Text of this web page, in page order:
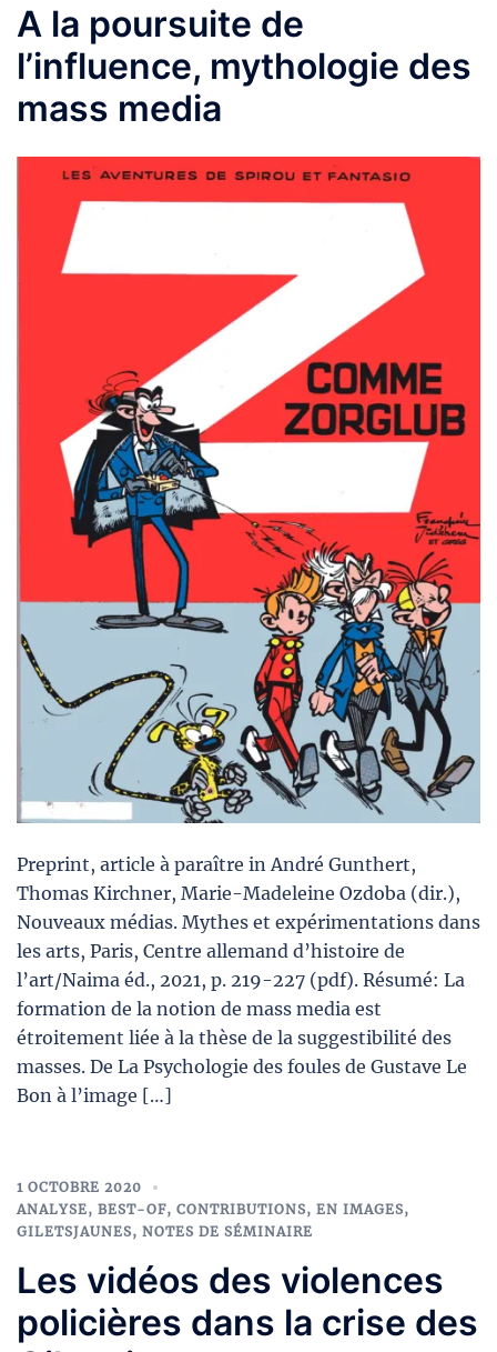
A la poursuite de
l’influence, mythologie des
mass media
Preprint, article à paraître in André Gunthert,
Thomas Kirchner, Marie-Madeleine Ozdoba (dir.),
Nouveaux médias. Mythes et expérimentations dans
les arts, Paris, Centre allemand d’histoire de
l’art/Naima éd., 2021, p. 219-227 (pdf). Résumé: La
formation de la notion de mass media est
étroitement liée à la thèse de la suggestibilité des
masses. De La Psychologie des foules de Gustave Le
Bon à l’image […]
1 OCTOBRE 2020
ANALYSE, BEST-OF, CONTRIBUTIONS, EN IMAGES,
GILETSJAUNES, NOTES DE SÉMINAIRE
Les vidéos des violences
policières dans la crise des